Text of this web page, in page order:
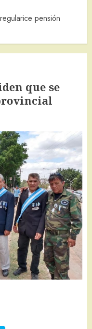
pensión
que se